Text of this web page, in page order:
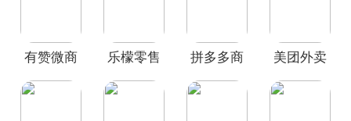
有赞微商
乐檬零售
拼多多商
美团外卖
新版本